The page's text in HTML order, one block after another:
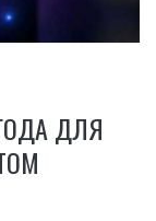
ДЛЯ